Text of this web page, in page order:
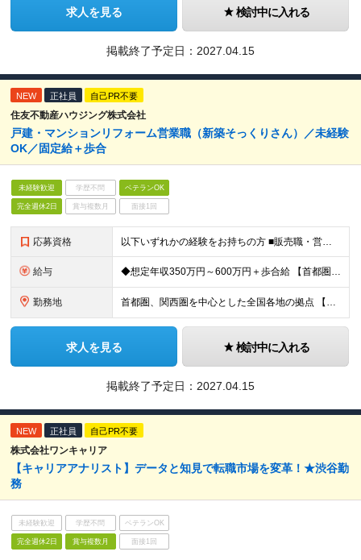
求人を見る 検討中に入れる
掲載終了予定日： 2027.04.15
NEW 正社員 自己PR不要
住友不動産ハウジング株式会社
戸建・マンションリフォーム営業職（新築そっくりさん）／未経験
OK／固定給＋歩合
未経験歓迎 学歴不問 ベテランOK
完全週休2日 賞与複数月 面接1回
応募資格 以下いずれかの経験をお持ちの方 ■販売職・営業職での顧客への提案経験をお持ちの方 ■建築関連の知識をお持ちの方
給与 ◆想定年収350万円～600万円＋歩合給 【首都圏・東海・関西】 月給29.2万円～ （固定給25万円＋定額歩合給4万2千円、固定残業手当月約57時間分9万2700円含む） 【その他】 月給27.
勤務地 首都圏、関西圏を中心とした全国各地の拠点 【首都圏・東海・関西】 東京、千葉、埼玉、神奈川、茨城、愛知、三重、岐阜、静岡、大阪、京都、奈良、滋賀、兵庫 【その他】 栃木、群馬、北海道、宮城、新潟、
求人を見る 検討中に入れる
掲載終了予定日： 2027.04.15
NEW 正社員 自己PR不要
株式会社ワンキャリア
【キャリアアナリスト】データと知見で転職市場を変革！★渋谷勤
務
未経験歓迎 学歴不問 ベテランOK
完全週休2日 賞与複数月 面接1回